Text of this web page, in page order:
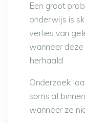
Een groot
onderwijs is
verlies van
wanneer
herhaald
Onderzoek
soms al
wanneer ze